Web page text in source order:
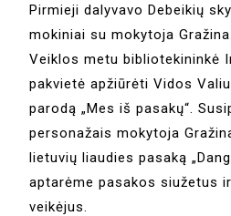
Pirmieji dalyvavo Debeikių
mokiniai su mokytoja Gražina.
Veiklos metu bibliotekininkė
pakvietė apžiūrėti Vidos
parodą „Mes iš pasakų“.
personažais mokytoja
lietuvių liaudies pasaką
aptarėme pasakos siužetus
veikėjus.